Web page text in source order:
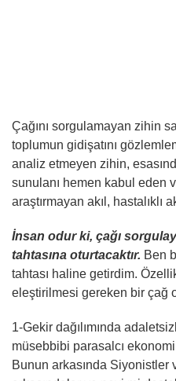
Çağını sorgulamayan zihin
toplumun gidişatını
analiz etmeyen zihin,
sunulanı hemen kabul eden
araştırmayan akıl, hastalıklı
İnsan odur ki, çağı
tahtasına oturtacaktır. Ben
tahtası haline getirdim.
eleştirilmesi gereken bir çağ
1-Gekir dağılımında
müsebbibi parasalcı
Bunun arkasında